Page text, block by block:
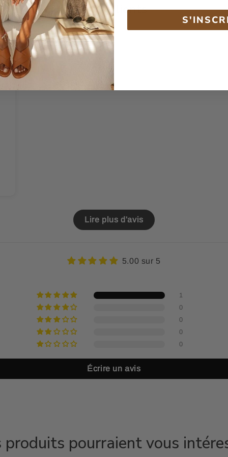
Avis Clients
Lire plus d'avis
5.00 sur 5
1
0
0
0
0
Écrire un avis
produits pourraient vous